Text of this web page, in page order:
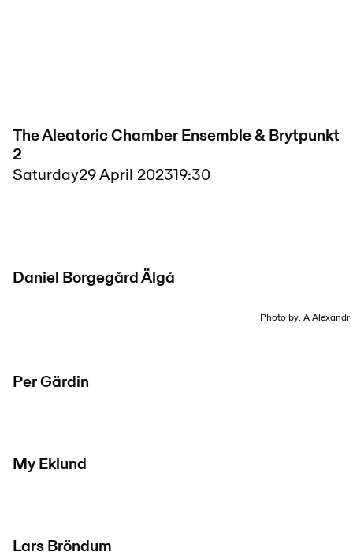
The Aleatoric Chamber Ensemble & Brytpunkt
2
Saturday29 April 202319:30
Daniel Borgegård Älgå
Photo by: A Alexandr
Per Gärdin
My Eklund
Lars Bröndum